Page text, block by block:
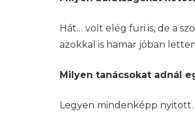
Hát… volt elég furi is, de a
azokkal is hamar jóban
Milyen tanácsokat adnál
Legyen mindenképp nyitott.